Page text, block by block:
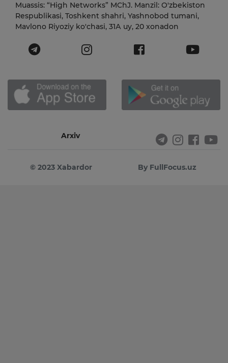
Muassis: “High Networks” MChJ. Manzil: O'zbekiston
Respublikasi, Toshkent shahri, Yashnobod tumani,
Mavlono Riyoziy ko'chasi, 31А uy, 20 xonadon
Arxiv
© 2023 Xabardor By FullFocus.uz